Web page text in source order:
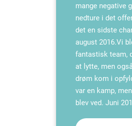
mange negative
nedture i det
det en sidste
august 2016.Vi
fantastisk team,
at lytte, men
drøm kom i
var en kamp,
blev ved. Juni